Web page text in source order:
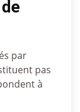
par
pas
à